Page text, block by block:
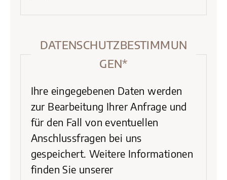
DATENSCHUTZBESTIMMUN
GEN*
Ihre eingegebenen Daten werden
zur Bearbeitung Ihrer Anfrage und
für den Fall von eventuellen
Anschlussfragen bei uns
gespeichert. Weitere Informationen
finden Sie unserer